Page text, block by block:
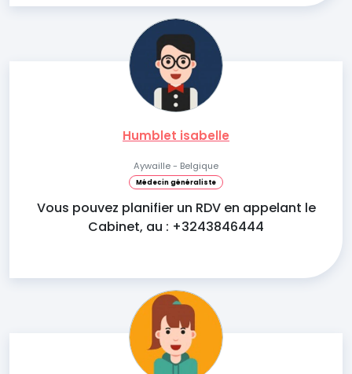
Humblet isabelle
Aywaille - Belgique
Médecin généraliste
Vous pouvez planifier un RDV en appelant le
Cabinet, au : +3243846444